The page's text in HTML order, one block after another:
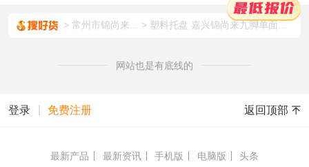
常州市锦尚来... 塑料托盘 嘉兴锦尚来九脚单面仓库叉车托盘1008蓝色塑胶卡板 现货加工
网站也是有底线的
登录 免费注册 返回顶部
最新产品 最新资讯 手机版 电脑版 头条